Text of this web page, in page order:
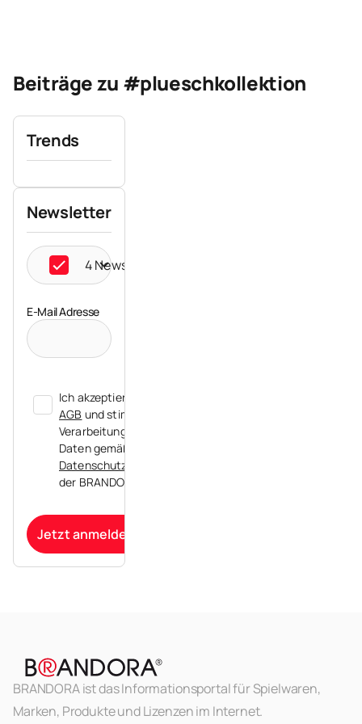
Beiträge zu #plueschkollektion
Trends
Newsletter
4 Newsletter ausgewählt
E-Mail Adresse
Ich akzeptiere die
AGB und stimme der
Verarbeitung meiner
Daten gemäß der
Datenschutzerklärung
der BRANDORA zu.
Jetzt anmelden
BRANDORA ist das Informationsportal für Spielwaren,
Marken, Produkte und Lizenzen im Internet.